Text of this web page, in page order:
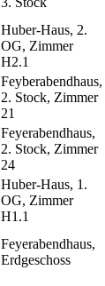
Huber-Haus, 2.
OG, Zimmer
H2.1
Feyberabendhaus,
2. Stock, Zimmer
21
Feyerabendhaus,
2. Stock, Zimmer
24
Huber-Haus, 1.
OG, Zimmer
H1.1
Feyerabendhaus,
Erdgeschoss